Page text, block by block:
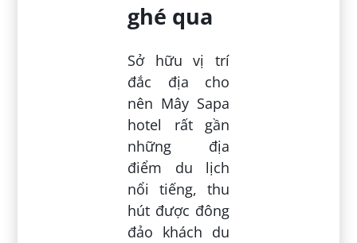
ghé qua
Sở hữu vị trí
đắc địa cho
nên Mây Sapa
hotel rất gần
những địa
điểm du lịch
nổi tiếng, thu
hút được đông
đảo khách du